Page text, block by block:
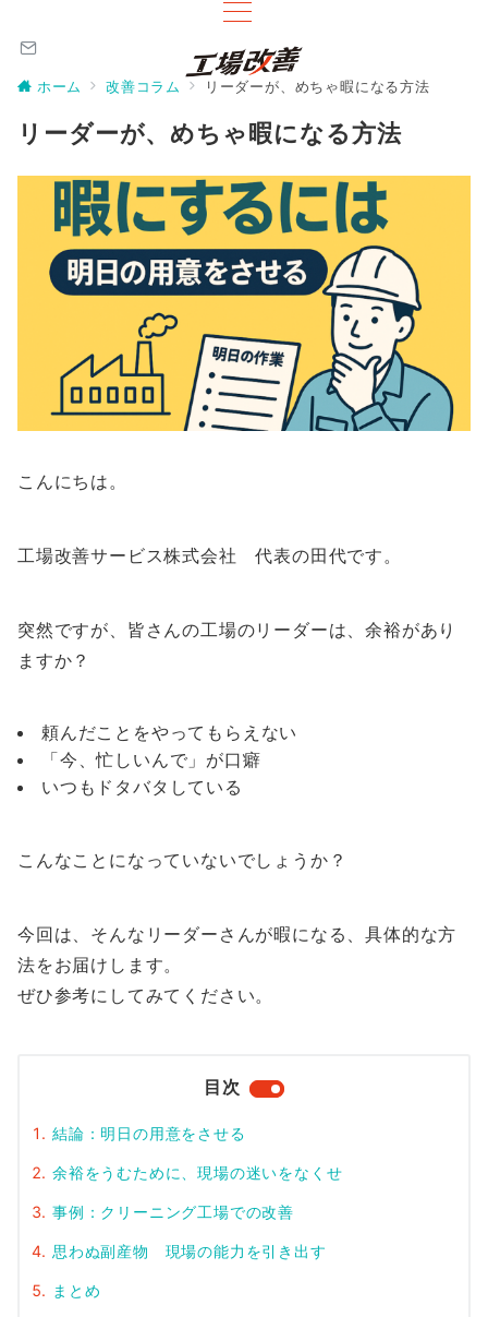
ホーム 改善コラム リーダーが、めちゃ暇になる方法
リーダーが、めちゃ暇になる方法
こんにちは。
工場改善サービス株式会社 代表の田代です。
突然ですが、皆さんの工場のリーダーは、余裕があり
ますか？
頼んだことをやってもらえない
「今、忙しいんで」が口癖
いつもドタバタしている
こんなことになっていないでしょうか？
今回は、そんなリーダーさんが暇になる、具体的な方
法をお届けします。
ぜひ参考にしてみてください。
目次
結論：明日の用意をさせる
余裕をうむために、現場の迷いをなくせ
事例：クリーニング工場での改善
思わぬ副産物 現場の能力を引き出す
まとめ